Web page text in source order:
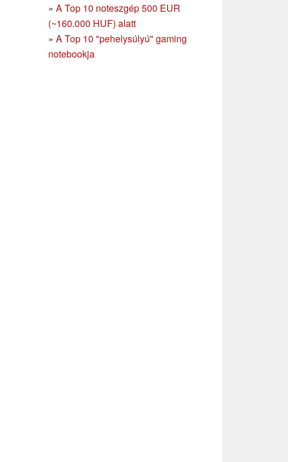
» A Top 10 noteszgép 500 EUR
(~160.000 HUF) alatt
» A Top 10 "pehelysúlyú" gaming
notebookja